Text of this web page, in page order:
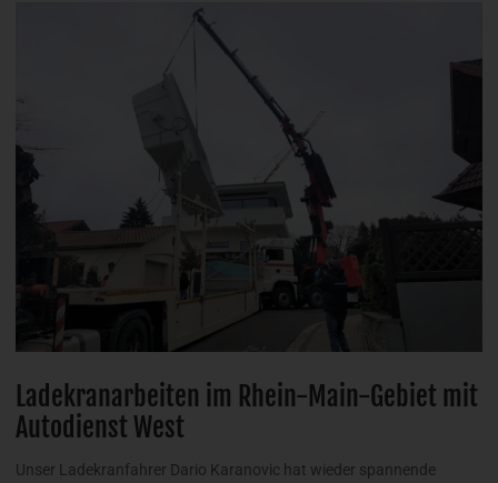
Ladekranarbeiten im Rhein-Main-Gebiet mit
Autodienst West
Unser Ladekranfahrer Dario Karanovic hat wieder spannende